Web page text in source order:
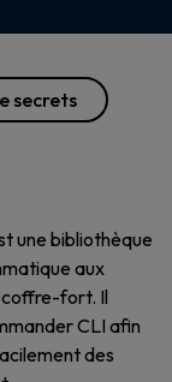
secrets
une bibliothèque
aux
fort. Il
CLI afin
des